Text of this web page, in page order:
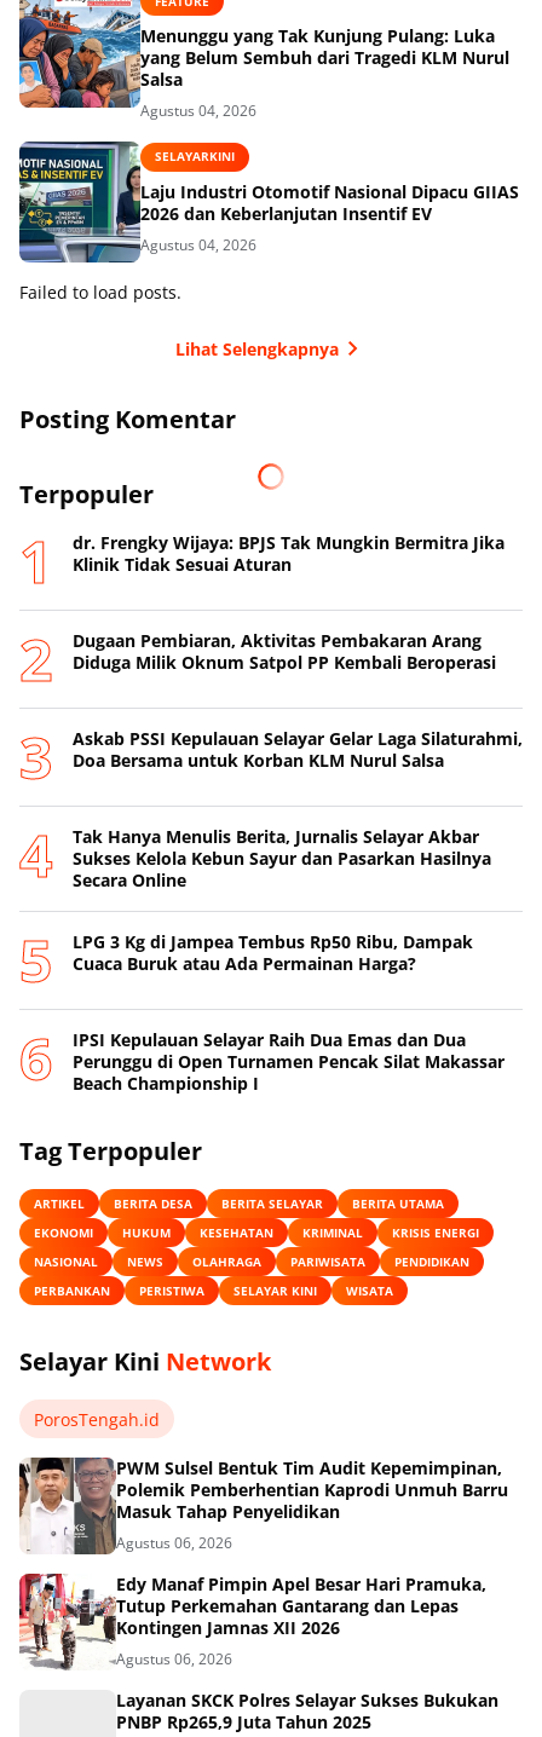
Menunggu yang Tak Kunjung Pulang: Luka
yang Belum Sembuh dari Tragedi KLM Nurul
Salsa
Agustus 04, 2026
SELAYARKINI
Laju Industri Otomotif Nasional Dipacu GIIAS
2026 dan Keberlanjutan Insentif EV
Agustus 04, 2026
Failed to load posts.
Lihat Selengkapnya
Posting Komentar
Terpopuler
dr. Frengky Wijaya: BPJS Tak Mungkin Bermitra Jika
Klinik Tidak Sesuai Aturan
Dugaan Pembiaran, Aktivitas Pembakaran Arang
Diduga Milik Oknum Satpol PP Kembali Beroperasi
‎Askab PSSI Kepulauan Selayar Gelar Laga Silaturahmi,
Doa Bersama untuk Korban KLM Nurul Salsa
‎Tak Hanya Menulis Berita, Jurnalis Selayar Akbar
Sukses Kelola Kebun Sayur dan Pasarkan Hasilnya
Secara Online
‎LPG 3 Kg di Jampea Tembus Rp50 Ribu, Dampak
Cuaca Buruk atau Ada Permainan Harga? ‎
IPSI Kepulauan Selayar Raih Dua Emas dan Dua
Perunggu di Open Turnamen Pencak Silat Makassar
Beach Championship I
Tag Terpopuler
ARTIKEL BERITA DESA BERITA SELAYAR
BERITA UTAMA
EKONOMI
HUKUM KESEHATAN KRIMINAL
KRISIS ENERGI
NASIONAL
NEWS OLAHRAGA PARIWISATA
PENDIDIKAN
PERBANKAN
PERISTIWA SELAYAR KINI WISATA
Selayar Kini Network
PorosTengah.id
PWM Sulsel Bentuk Tim Audit Kepemimpinan,
Polemik Pemberhentian Kaprodi Unmuh Barru
Masuk Tahap Penyelidikan
Agustus 06, 2026
Edy Manaf Pimpin Apel Besar Hari Pramuka,
Tutup Perkemahan Gantarang dan Lepas
Kontingen Jamnas XII 2026
Agustus 06, 2026
Layanan SKCK Polres Selayar Sukses Bukukan
PNBP Rp265,9 Juta Tahun 2025